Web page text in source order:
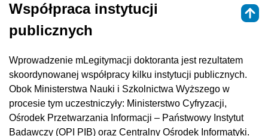
Współpraca instytucji
publicznych
Wprowadzenie mLegitymacji doktoranta jest rezultatem
skoordynowanej współpracy kilku instytucji publicznych.
Obok Ministerstwa Nauki i Szkolnictwa Wyższego w
procesie tym uczestniczyły: Ministerstwo Cyfryzacji,
Ośrodek Przetwarzania Informacji – Państwowy Instytut
Badawczy (OPI PIB) oraz Centralny Ośrodek Informatyki.